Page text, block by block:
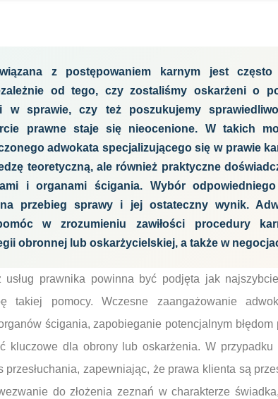
z postępowaniem karnym jest
od tego, czy zostaliśmy oskarżeni o
w sprawie, czy też poszukujemy
prawne staje się nieocenione. W takich
adwokata specjalizującego się w prawie
teoretyczną, ale również praktyczne
i organami ścigania. Wybór
przebieg sprawy i jej ostateczny wynik.
w zrozumieniu zawiłości procedury
obronnej lub oskarżycielskiej, a także w
usług prawnika powinna być podjęta jak
takiej pomocy. Wczesne zaangażowanie
ścigania, zapobieganie potencjalnym
kluczowe dla obrony lub oskarżenia. W przypadku
przesłuchania, zapewniając, że prawa klienta są
do złożenia zeznań w charakterze